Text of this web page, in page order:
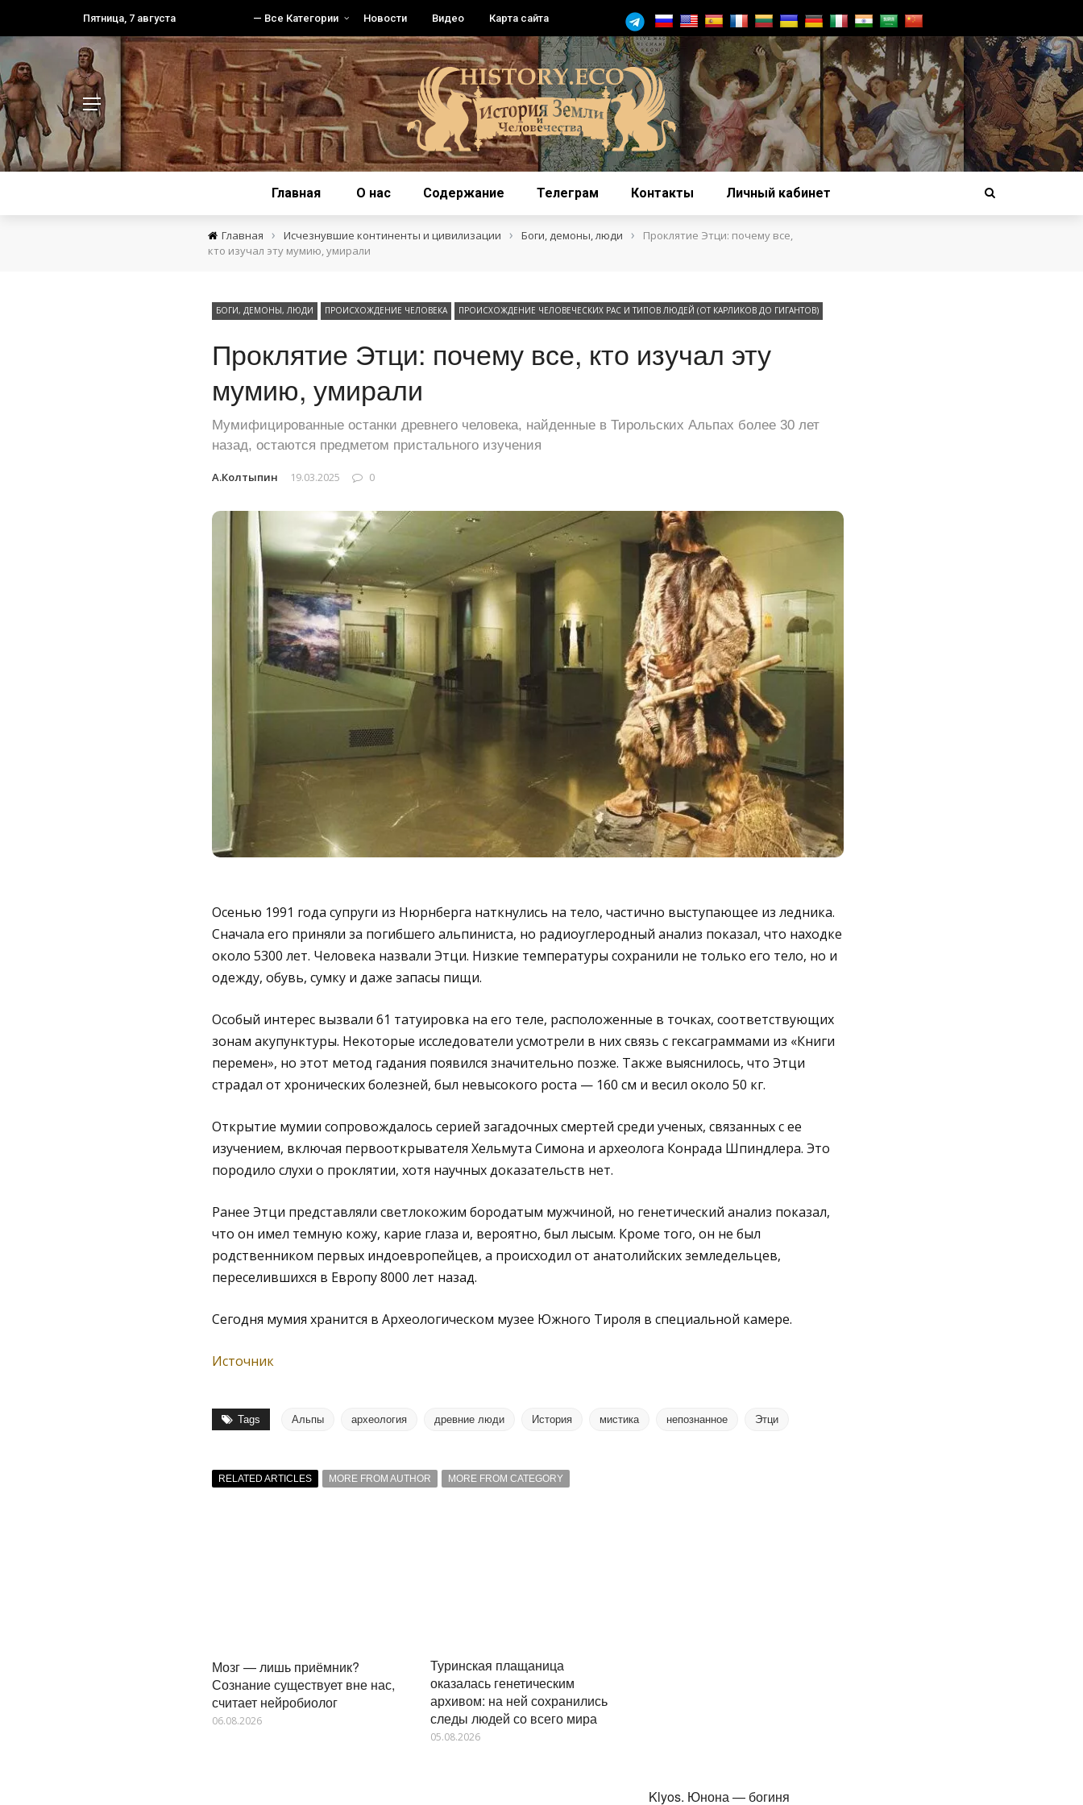
Пятница, 7 августа — Все Категории Новости Видео Карта сайта
Главная О нас Содержание Телеграм Контакты Личный кабинет
Главная › Исчезнувшие континенты и цивилизации › Боги, демоны, люди ›
Проклятие Этци: почему все,
кто изучал эту мумию, умирали
БОГИ, ДЕМОНЫ, ЛЮДИ ПРОИСХОЖДЕНИЕ ЧЕЛОВЕКА ПРОИСХОЖДЕНИЕ ЧЕЛОВЕЧЕСКИХ РАС И ТИПОВ ЛЮДЕЙ (ОТ КАРЛИКОВ ДО ГИГАНТОВ)
Проклятие Этци: почему все, кто изучал эту
мумию, умирали
Мумифицированные останки древнего человека, найденные в Тирольских Альпах более 30 лет
назад, остаются предметом пристального изучения
А.Колтыпин 19.03.2025 0
Осенью 1991 года супруги из Нюрнберга наткнулись на тело, частично выступающее из ледника.
Сначала его приняли за погибшего альпиниста, но радиоуглеродный анализ показал, что находке
около 5300 лет. Человека назвали Этци. Низкие температуры сохранили не только его тело, но и
одежду, обувь, сумку и даже запасы пищи.
Особый интерес вызвали 61 татуировка на его теле, расположенные в точках, соответствующих
зонам акупунктуры. Некоторые исследователи усмотрели в них связь с гексаграммами из «Книги
перемен», но этот метод гадания появился значительно позже. Также выяснилось, что Этци
страдал от хронических болезней, был невысокого роста — 160 см и весил около 50 кг.
Открытие мумии сопровождалось серией загадочных смертей среди ученых, связанных с ее
изучением, включая первооткрывателя Хельмута Симона и археолога Конрада Шпиндлера. Это
породило слухи о проклятии, хотя научных доказательств нет.
Ранее Этци представляли светлокожим бородатым мужчиной, но генетический анализ показал,
что он имел темную кожу, карие глаза и, вероятно, был лысым. Кроме того, он не был
родственником первых индоевропейцев, а происходил от анатолийских земледельцев,
переселившихся в Европу 8000 лет назад.
Сегодня мумия хранится в Археологическом музее Южного Тироля в специальной камере.
Источник
Tags Альпы археология древние люди История мистика непознанное Этци
RELATED ARTICLES MORE FROM AUTHOR MORE FROM CATEGORY
Мозг — лишь приёмник?
Сознание существует вне нас,
считает нейробиолог
06.08.2026
Туринская плащаница
оказалась генетическим
архивом: на ней сохранились
следы людей со всего мира
05.08.2026
Klyos. Юнона — богиня